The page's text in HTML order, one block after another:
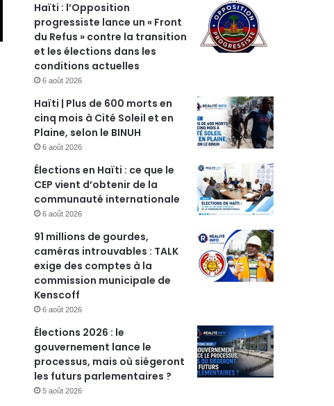
Haïti : l’Opposition
progressiste lance un « Front
du Refus » contre la transition
et les élections dans les
conditions actuelles
6 août 2026
Haïti | Plus de 600 morts en
cinq mois à Cité Soleil et en
Plaine, selon le BINUH
6 août 2026
Élections en Haïti : ce que le
CEP vient d’obtenir de la
communauté internationale
6 août 2026
91 millions de gourdes,
caméras introuvables : TALK
exige des comptes à la
commission municipale de
Kenscoff
6 août 2026
Élections 2026 : le
gouvernement lance le
processus, mais où siégeront
les futurs parlementaires ?
5 août 2026